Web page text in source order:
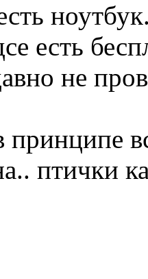
есть
не
птички